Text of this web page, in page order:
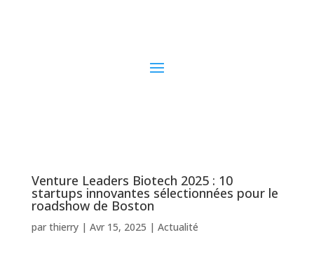
Venture Leaders Biotech 2025 : 10
startups innovantes sélectionnées pour le
roadshow de Boston
par thierry| Avr 15, 2025 | Actualité